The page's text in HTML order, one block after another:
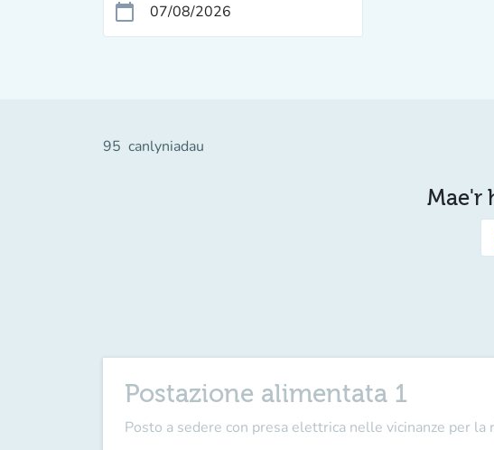
calendar_today
95 canlyniadau
Mae'r
Postazione alimentata 1
Posto a sedere con presa elettrica nelle vicinanze per